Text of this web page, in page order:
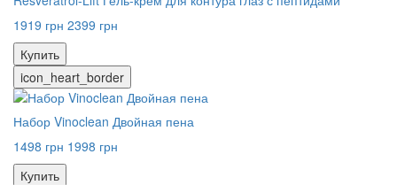
1919 грн 2399 грн
Купить
icon_heart_border
Набор Vinoclean Двойная пена
1498 грн 1998 грн
Купить